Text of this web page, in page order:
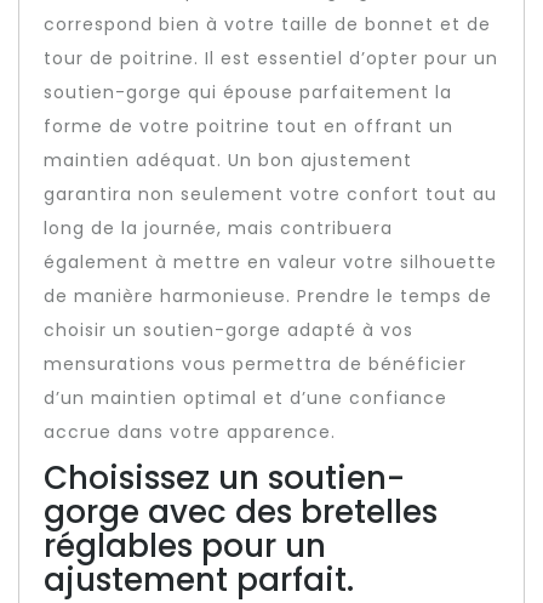
correspond bien à votre taille de bonnet et de
tour de poitrine. Il est essentiel d’opter pour un
soutien-gorge qui épouse parfaitement la
forme de votre poitrine tout en offrant un
maintien adéquat. Un bon ajustement
garantira non seulement votre confort tout au
long de la journée, mais contribuera
également à mettre en valeur votre silhouette
de manière harmonieuse. Prendre le temps de
choisir un soutien-gorge adapté à vos
mensurations vous permettra de bénéficier
d’un maintien optimal et d’une confiance
accrue dans votre apparence.
Choisissez un soutien-
gorge avec des bretelles
réglables pour un
ajustement parfait.